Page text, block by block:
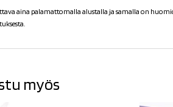
aina palamattomalla alustalla ja samalla on
myös